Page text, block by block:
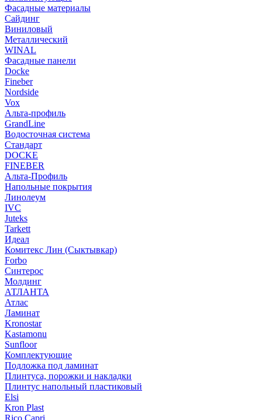
Фасадные материалы
Сайдинг
Виниловый
Металлический
WINAL
Фасадные панели
Docke
Fineber
Nordside
Vox
Альта-профиль
GrandLine
Водосточная система
Стандарт
DOCKE
FINEBER
Альта-Профиль
Напольные покрытия
Линолеум
IVC
Juteks
Tarkett
Идеал
Комитекс Лин (Сыктывкар)
Forbo
Синтерос
Молдинг
АТЛАНТА
Атлас
Ламинат
Kronostar
Kastamonu
Sunfloor
Комплектующие
Подложка под ламинат
Плинтуса, порожки и накладки
Плинтус напольный пластиковый
Elsi
Kron Plast
Rico Capri